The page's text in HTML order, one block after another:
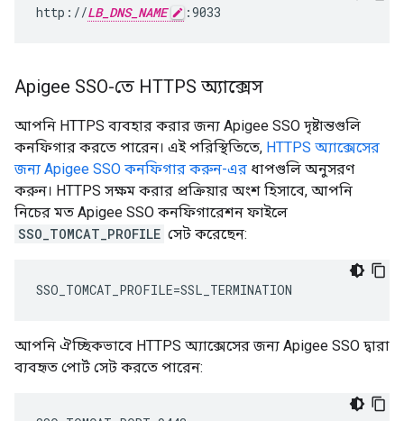
http://LB_DNS_NAME :9033
Apigee SSO-তে HTTPS অ্যাক্সেস
আপনি HTTPS ব্যবহার করার জন্য Apigee SSO দৃষ্টান্তগুলি
কনফিগার করতে পারেন। এই পরিস্থিতিতে, HTTPS অ্যাক্সেসের
জন্য Apigee SSO কনফিগার করুন-এর ধাপগুলি অনুসরণ
করুন। HTTPS সক্ষম করার প্রক্রিয়ার অংশ হিসাবে, আপনি
নিচের মত Apigee SSO কনফিগারেশন ফাইলে
SSO_TOMCAT_PROFILE সেট করেছেন:
SSO_TOMCAT_PROFILE=SSL_TERMINATION
আপনি ঐচ্ছিকভাবে HTTPS অ্যাক্সেসের জন্য Apigee SSO দ্বারা
ব্যবহৃত পোর্ট সেট করতে পারেন: